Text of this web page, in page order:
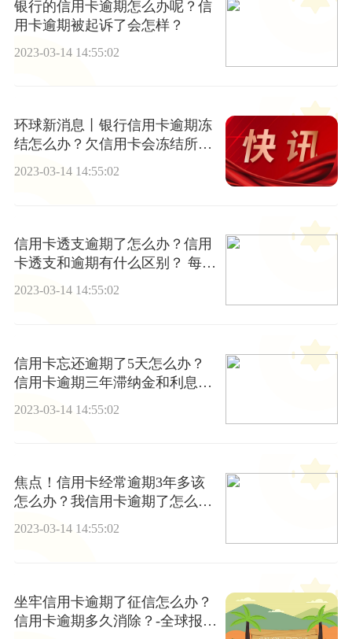
银行的信用卡逾期怎么办呢？信
用卡逾期被起诉了会怎样？
2023-03-14 14:55:02
环球新消息丨银行信用卡逾期冻
结怎么办？欠信用卡会冻结所有
银行卡吗？
2023-03-14 14:55:02
信用卡透支逾期了怎么办？信用
卡透支和逾期有什么区别？ 每日
聚焦
2023-03-14 14:55:02
信用卡忘还逾期了5天怎么办？
信用卡逾期三年滞纳金和利息能
2023-03-14 14:55:02
焦点！信用卡经常逾期3年多该
怎么办？我信用卡逾期了怎么
办？
2023-03-14 14:55:02
坐牢信用卡逾期了征信怎么办？
信用卡逾期多久消除？-全球报资